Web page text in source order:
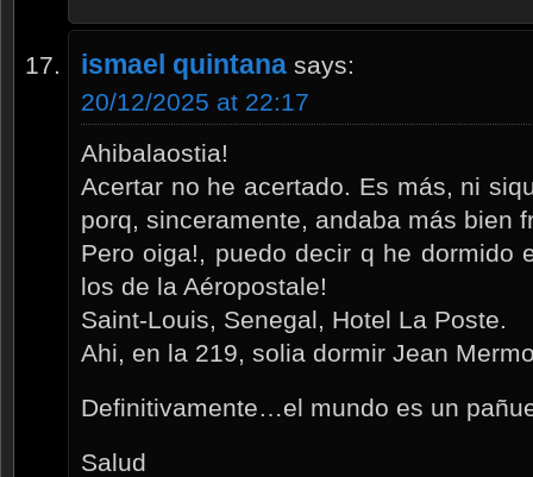
ismael quintana says:
20/12/2025 at 22:17
Ahibalaostia!
Acertar no he acertado. Es más, ni
porq, sinceramente, andaba más bien
Pero oiga!, puedo decir q he dormido
los de la Aéropostale!
Saint-Louis, Senegal, Hotel La Poste.
Ahi, en la 219, solia dormir Jean
Definitivamente…el mundo es un
Salud